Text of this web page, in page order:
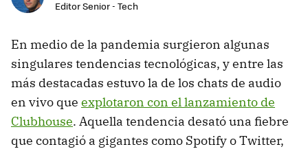
Editor Senior - Tech
En medio de la pandemia surgieron algunas
singulares tendencias tecnológicas, y entre las
más destacadas estuvo la de los chats de audio
en vivo que explotaron con el lanzamiento de
Clubhouse. Aquella tendencia desató una fiebre
que contagió a gigantes como Spotify o Twitter,